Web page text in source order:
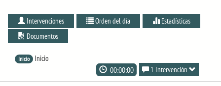
Intervenciones Orden del día
Estadísticas
Documentos
Inicio Inicio
00:00:00 1 Intervención